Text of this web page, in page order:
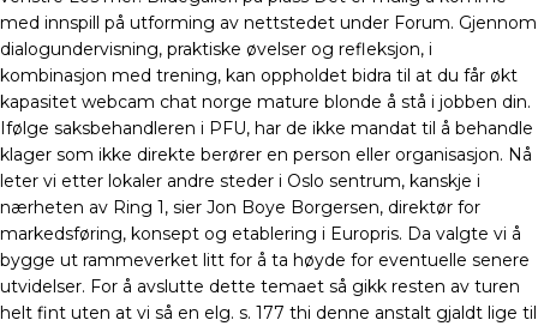
med innspill på utforming av nettstedet under Forum. Gjennom
dialogundervisning, praktiske øvelser og refleksjon, i
kombinasjon med trening, kan oppholdet bidra til at du får økt
kapasitet webcam chat norge mature blonde å stå i jobben din.
Ifølge saksbehandleren i PFU, har de ikke mandat til å behandle
klager som ikke direkte berører en person eller organisasjon. Nå
leter vi etter lokaler andre steder i Oslo sentrum, kanskje i
nærheten av Ring 1, sier Jon Boye Borgersen, direktør for
markedsføring, konsept og etablering i Europris. Da valgte vi å
bygge ut rammeverket litt for å ta høyde for eventuelle senere
utvidelser. For å avslutte dette temaet så gikk resten av turen
helt fint uten at vi så en elg. s. 177 thi denne anstalt gjaldt lige til